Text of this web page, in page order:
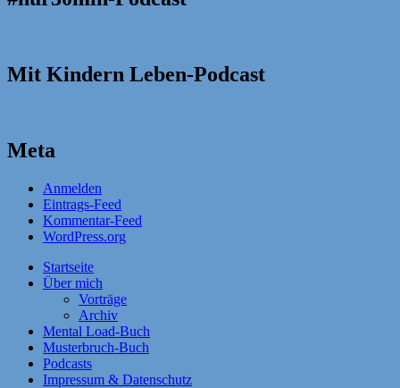
Mit Kindern Leben-Podcast
Meta
Anmelden
Eintrags-Feed
Kommentar-Feed
WordPress.org
Startseite
Über mich
Vorträge
Archiv
Mental Load-Buch
Musterbruch-Buch
Podcasts
Impressum & Datenschutz